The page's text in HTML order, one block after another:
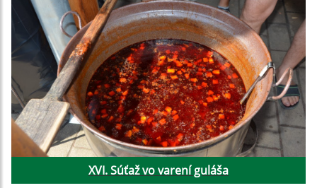
XVI. Súťaž vo varení guláša